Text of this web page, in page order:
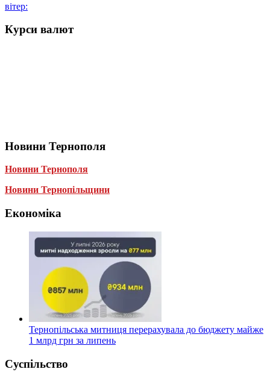
вітер:
Курси валют
Новини Тернополя
Новини Тернополя
Новини Тернопільщини
Економіка
Тернопільська митниця перерахувала до бюджету майже
1 млрд грн за липень
Суспільство